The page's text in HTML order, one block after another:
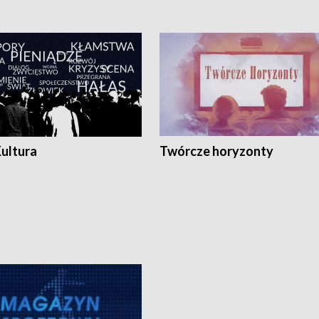
Twórcze horyzonty